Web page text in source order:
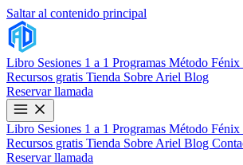
Saltar al contenido principal
Libro Sesiones 1 a 1 Programas Método Fénix
Recursos gratis Tienda Sobre Ariel Blog
Reservar llamada
Libro Sesiones 1 a 1 Programas Método Fénix
Recursos gratis Tienda Sobre Ariel Blog
Reservar llamada